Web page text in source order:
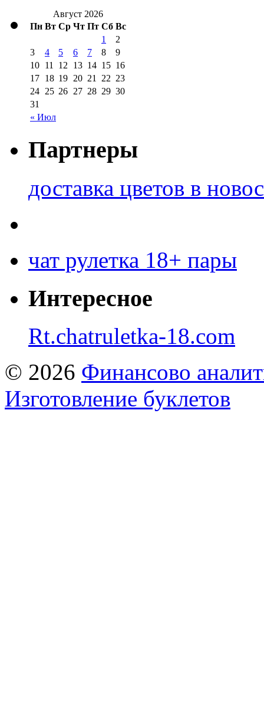
Август 2026
Пн Вт Ср Чт Пт Сб Вс
« Июл
1
2
3
4 5 6 7 8
9
10 11 12 13 14 15 16
17 18 19 20 21 22 23
24 25 26 27 28 29 30
31
Партнеры
доставка цветов в
чат рулетка 18+ пары
Интересное
Rt.chatruletka-18.com
© 2026 Финансово
Изготовление буклетов